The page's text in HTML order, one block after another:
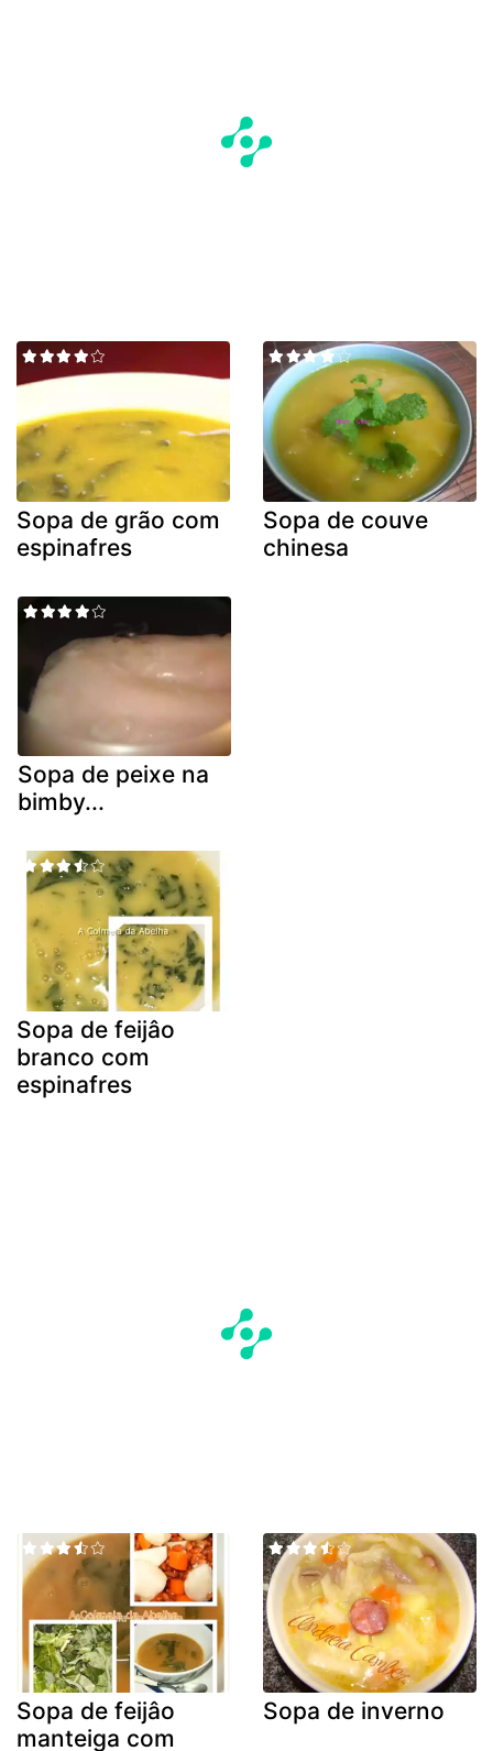
Sopa de grão com
espinafres
Sopa de couve
chinesa
Sopa de peixe na
bimby...
Sopa de feijâo
branco com
espinafres
Sopa de feijâo
manteiga com
Sopa de inverno